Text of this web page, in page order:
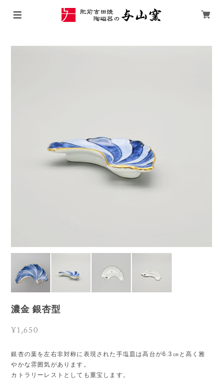
濃金 銀杏型
¥1,650
銀杏の葉を左右非対称に表現された手塩皿は高台が6.3㎝と高く雅
やかな雰囲気があります。
カトラリーレストとしても重宝します。